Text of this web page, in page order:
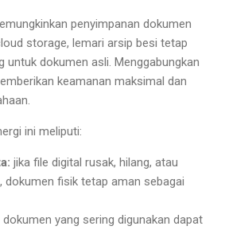
penyimpanan dokumen
storage, lemari arsip besi tetap
untuk dokumen asli. Menggabungkan
keamanan maksimal dan
ini meliputi:
jika file digital rusak, hilang, atau
dokumen fisik tetap aman sebagai
dokumen yang sering digunakan dapat